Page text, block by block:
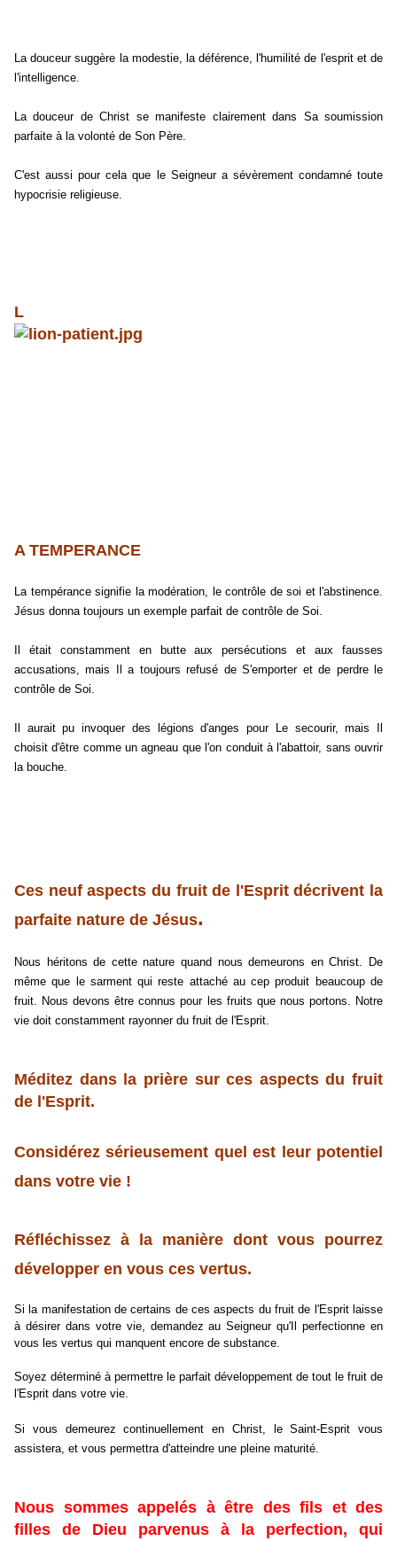
La douceur suggère la modestie, la déférence, l'humilité de l'esprit et de
l'intelligence.
La douceur de Christ se manifeste clairement dans Sa soumission
parfaite à la volonté de Son Père.
C'est aussi pour cela que le Seigneur a sévèrement condamné toute
hypocrisie religieuse.
L
A TEMPERANCE
La tempérance signifie la modération, le contrôle de soi et l'abstinence.
Jésus donna toujours un exemple parfait de contrôle de Soi.
Il était constamment en butte aux persécutions et aux fausses
accusations, mais Il a toujours refusé de S'emporter et de perdre le
contrôle de Soi.
Il aurait pu invoquer des légions d'anges pour Le secourir, mais Il
choisit d'être comme un agneau que l'on conduit à l'abattoir, sans ouvrir
la bouche.
Ces neuf aspects du fruit de l'Esprit décrivent la
parfaite nature de Jésus.
Nous héritons de cette nature quand nous demeurons en Christ. De
même que le sarment qui reste attaché au cep produit beaucoup de
fruit. Nous devons être connus pour les fruits que nous portons. Notre
vie doit constamment rayonner du fruit de l'Esprit.
Méditez dans la prière sur ces aspects du fruit
de l'Esprit.
Considérez sérieusement quel est leur potentiel
dans votre vie !
Réfléchissez à la manière dont vous pourrez
développer en vous ces vertus.
Si la manifestation de certains de ces aspects du fruit de l'Esprit laisse
à désirer dans votre vie, demandez au Seigneur qu'Il perfectionne en
vous les vertus qui manquent encore de substance.
Soyez déterminé à permettre le parfait développement de tout le fruit de
l'Esprit dans votre vie.
Si vous demeurez continuellement en Christ, le Saint-Esprit vous
assistera, et vous permettra d'atteindre une pleine maturité.
Nous sommes appelés à être des fils et des
filles de Dieu parvenus à la perfection, qui